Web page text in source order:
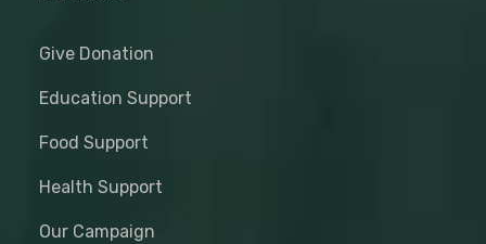
Give Donation
Education Support
Food Support
Health Support
Our Campaign